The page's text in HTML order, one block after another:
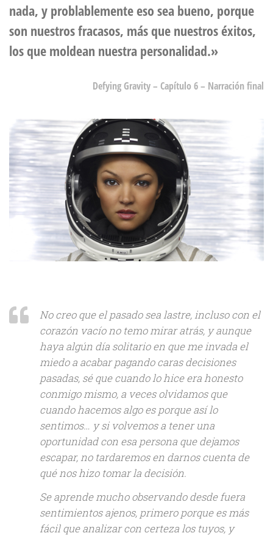
nada, y problablemente eso sea bueno, porque
son nuestros fracasos, más que nuestros éxitos,
los que moldean nuestra personalidad.»
Defying Gravity – Capítulo 6 – Narración final
No creo que el pasado sea lastre, incluso con el
corazón vacío no temo mirar atrás, y aunque
haya algún día solitario en que me invada el
miedo a acabar pagando caras decisiones
pasadas, sé que cuando lo hice era honesto
conmigo mismo, a veces olvidamos que
cuando hacemos algo es porque así lo
sentimos… y si volvemos a tener una
oportunidad con esa persona que dejamos
escapar, no tardaremos en darnos cuenta de
qué nos hizo tomar la decisión.
Se aprende mucho observando desde fuera
sentimientos ajenos, primero porque es más
fácil que analizar con certeza los tuyos, y